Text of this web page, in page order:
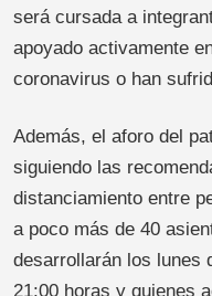
será cursada a
apoyado activamente
coronavirus o han
Además, el aforo del
siguiendo las
distanciamiento entre
a poco más de 40
desarrollarán los lunes
21:00 horas y quienes